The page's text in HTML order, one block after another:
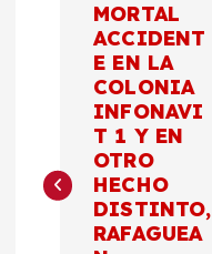
e
g
MORTAL
ACCIDENT
E EN LA
COLONIA
INFONAVI
T 1 Y EN
OTRO
HECHO
DISTINTO,
RAFAGUEA